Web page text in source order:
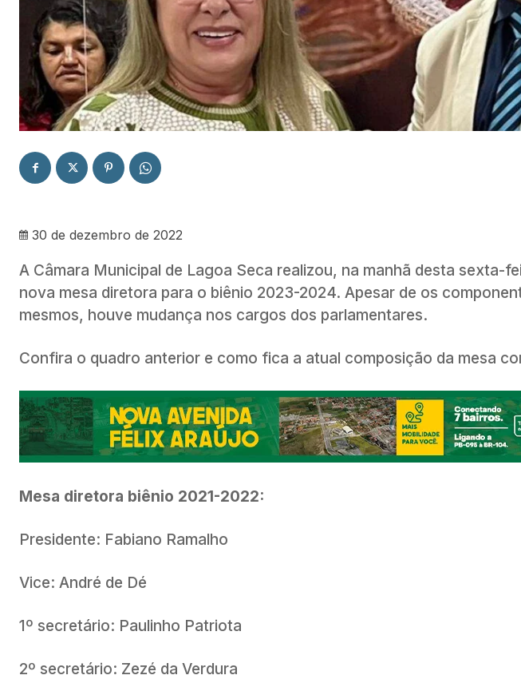
30 de dezembro de 2022
A Câmara Municipal de Lagoa Seca realizou, na manhã desta sexta-
nova mesa diretora para o biênio 2023-2024. Apesar de os
mesmos, houve mudança nos cargos dos parlamentares.
Confira o quadro anterior e como fica a atual composição da mesa
Mesa diretora biênio 2021-2022:
Presidente: Fabiano Ramalho
Vice: André de Dé
1º secretário: Paulinho Patriota
2º secretário: Zezé da Verdura